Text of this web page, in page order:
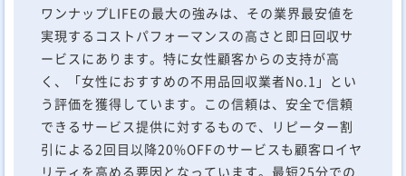
ワンナップLIFEの最大の強みは、その業界最安値を
実現するコストパフォーマンスの高さと即日回収サ
ービスにあります。特に女性顧客からの支持が高
く、「女性におすすめの不用品回収業者No.1」とい
う評価を獲得しています。この信頼は、安全で信頼
できるサービス提供に対するもので、リピーター割
引による2回目以降20%OFFのサービスも顧客ロイヤ
リティを高める要因となっています。最短25分での